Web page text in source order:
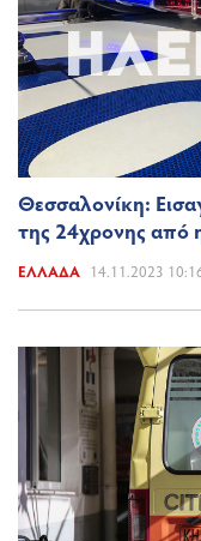
Θεσσαλονίκη:
της 24χρονης από
ΕΛΛΆΔΑ 14.11.2023